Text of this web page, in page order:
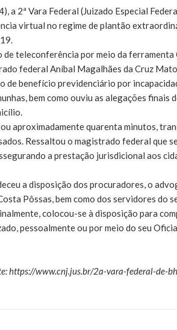
a 2ª Vara Federal (Juizado Especial
virtual no regime de plantão
de teleconferência por meio da
federal Aníbal Magalhães da Cruz
de benefício previdenciário por
bem como ouviu as alegações
aproximadamente quarenta minutos,
Ressaltou o magistrado federal que
a prestação jurisdicional aos
a disposição dos procuradores, o
Pôssas, bem como dos servidores do
colocou-se à disposição para
pessoalmente ou por meio do seu
https://www.cnj.jus.br/2a-vara-federal-de-